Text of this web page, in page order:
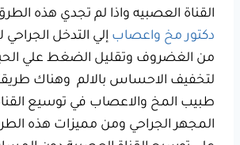
القناة العصبيه واذا لم تجدي هذه
دكتور مخ واعصاب إلي التدخل الجراحي
من الغضروف وتقليل الضغط علي
لتخفيف الاحساس بالالم وهناك
طبيب المخ والاعصاب في توسيع
المجهر الجراحي ومن مميزات هذه